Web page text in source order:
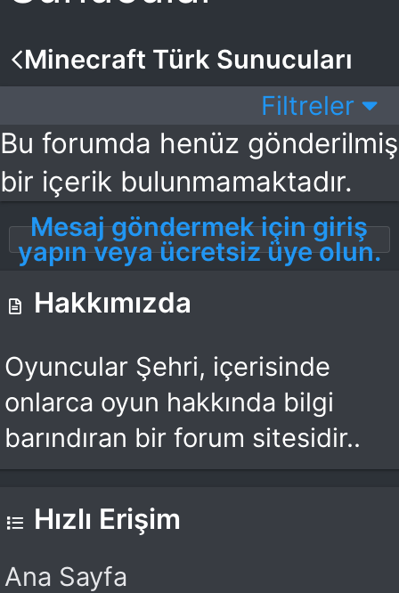
Minecraft Türk Sunucuları
Filtreler
Bu forumda henüz gönderilmiş
bir içerik bulunmamaktadır.
Mesaj göndermek için giriş
yapın veya ücretsiz üye olun.
Hakkımızda
Oyuncular Şehri, içerisinde
onlarca oyun hakkında bilgi
barındıran bir forum sitesidir..
Hızlı Erişim
Ana Sayfa